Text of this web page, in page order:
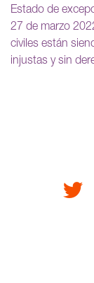
Estado de
27 de marzo
civiles están
injustas y sin